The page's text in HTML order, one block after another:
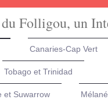
du Folligou, un
Canaries-Cap Vert
Tobago et Trinidad
et Suwarrow